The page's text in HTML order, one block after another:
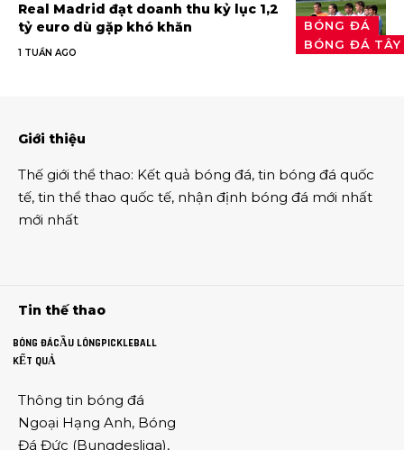
BÓNG ĐÁ
BÓNG ĐÁ
Real Madrid đạt doanh thu kỷ lục 1,2
tỷ euro dù gặp khó khăn
1 TUẦN AGO
Giới thiệu
Thế giới thể thao: Kết quả bóng đá, tin bóng đá quốc
tế, tin thể thao quốc tế, nhận định bóng đá mới nhất
mới nhất
Tin thế thao
BÓNG ĐÁCẦU LÔNGPICKLEBALL
KẾT QUẢ
Thông tin bóng đá
Ngoại Hạng Anh, Bóng
Đá Đức (Bungdesliga),